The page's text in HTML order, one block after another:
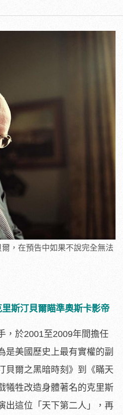
，在預告中如果不說完全無法
里斯汀貝爾瞄準奧斯卡影帝
，於2001至2009年間擔任
是美國歷史上最有實權的副
貝爾之黑暗時刻》到《瞞天
犧牲改造身體著名的克里斯
出這位「天下第二人」，再